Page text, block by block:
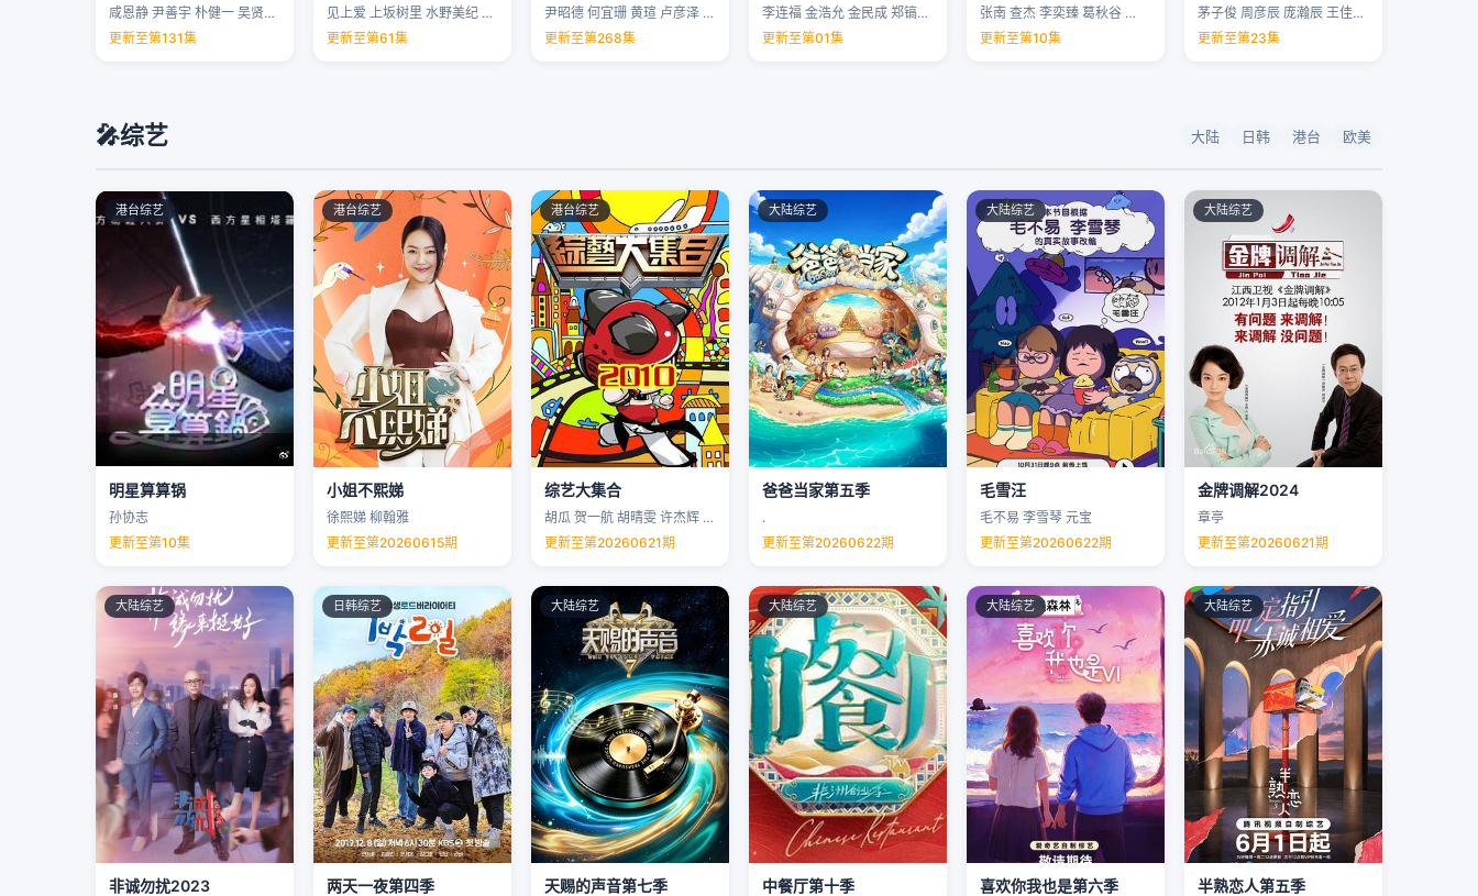
咸恩静 尹善宇 朴健一 吴贤庆 …
更新至第131集
见上爱 上坂树里 水野美纪 早坂美海 …
更新至第61集
尹昭德 何宜珊 黄瑄 卢彦泽 …
更新至第268集
李连福 金浩允 金民成 郑镐泳 …
更新至第01集
张南 查杰 李奕臻 葛秋谷 …
更新至第10集
茅子俊 周彦辰 庞瀚辰 王佳宇 …
更新至第23集
🎤综艺 大陆 日韩 港台 欧美
港台综艺
明星算算锅
孙协志
更新至第10集
港台综艺
小姐不熙娣
徐熙娣 柳翰雅
更新至第20260615期
港台综艺
综艺大集合
胡瓜 贺一航 胡晴雯 许杰辉 …
更新至第20260621期
大陆综艺
爸爸当家第五季
.
更新至第20260622期
大陆综艺
毛雪汪
毛不易 李雪琴 元宝
更新至第20260622期
大陆综艺
金牌调解2024
章亭
更新至第20260621期
大陆综艺
非诚勿扰2023
日韩综艺
两天一夜第四季
大陆综艺
天赐的声音第七季
大陆综艺
中餐厅第十季
大陆综艺
喜欢你我也是第六季
大陆综艺
半熟恋人第五季